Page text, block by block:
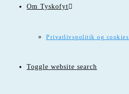
Om Tyskofyt
Privatlivspolitik og cookies
Toggle website search